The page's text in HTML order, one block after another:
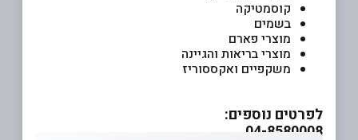
קוסמטיקה
בשמים
מוצרי פארם
מוצרי בריאות והגיינה
משקפיים ואקססוריז
לפרטים נוספים:
04-8580008